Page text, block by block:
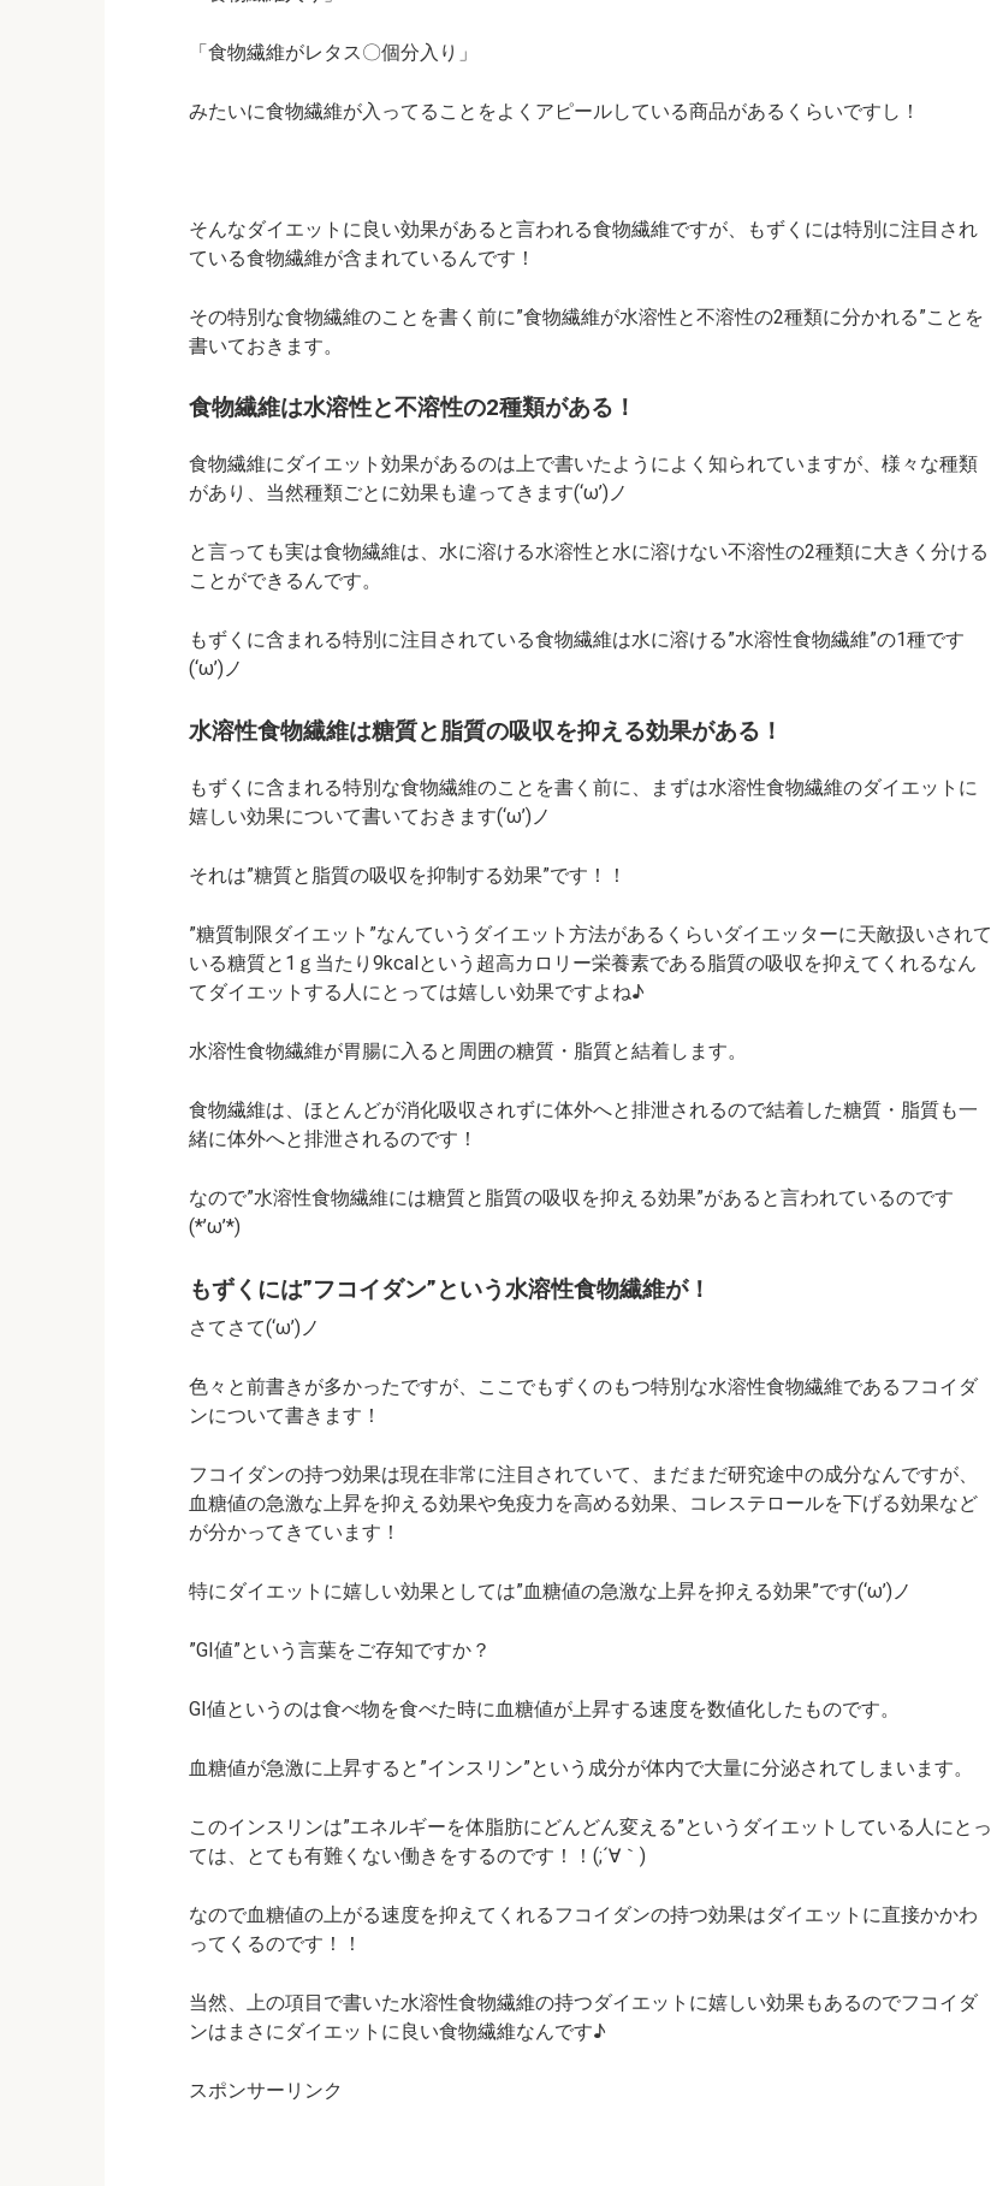
「食物繊維がレタス〇個分入り」
みたいに食物繊維が入ってることをよくアピールしている商品があるくらいですし！
そんなダイエットに良い効果があると言われる食物繊維ですが、もずくには特別に注目され
ている食物繊維が含まれているんです！
その特別な食物繊維のことを書く前に”食物繊維が水溶性と不溶性の2種類に分かれる”ことを
書いておきます。
食物繊維は水溶性と不溶性の2種類がある！
食物繊維にダイエット効果があるのは上で書いたようによく知られていますが、様々な種類
があり、当然種類ごとに効果も違ってきます(‘ω’)ノ
と言っても実は食物繊維は、水に溶ける水溶性と水に溶けない不溶性の2種類に大きく分ける
ことができるんです。
もずくに含まれる特別に注目されている食物繊維は水に溶ける”水溶性食物繊維”の1種です
(‘ω’)ノ
水溶性食物繊維は糖質と脂質の吸収を抑える効果がある！
もずくに含まれる特別な食物繊維のことを書く前に、まずは水溶性食物繊維のダイエットに
嬉しい効果について書いておきます(‘ω’)ノ
それは”糖質と脂質の吸収を抑制する効果”です！！
”糖質制限ダイエット”なんていうダイエット方法があるくらいダイエッターに天敵扱いされて
いる糖質と1ｇ当たり9kcalという超高カロリー栄養素である脂質の吸収を抑えてくれるなん
てダイエットする人にとっては嬉しい効果ですよね♪
水溶性食物繊維が胃腸に入ると周囲の糖質・脂質と結着します。
食物繊維は、ほとんどが消化吸収されずに体外へと排泄されるので結着した糖質・脂質も一
緒に体外へと排泄されるのです！
なので”水溶性食物繊維には糖質と脂質の吸収を抑える効果”があると言われているのです
(*’ω’*)
もずくには”フコイダン”という水溶性食物繊維が！
さてさて(‘ω’)ノ
色々と前書きが多かったですが、ここでもずくのもつ特別な水溶性食物繊維であるフコイダ
ンについて書きます！
フコイダンの持つ効果は現在非常に注目されていて、まだまだ研究途中の成分なんですが、
血糖値の急激な上昇を抑える効果や免疫力を高める効果、コレステロールを下げる効果など
が分かってきています！
特にダイエットに嬉しい効果としては”血糖値の急激な上昇を抑える効果”です(‘ω’)ノ
”GI値”という言葉をご存知ですか？
GI値というのは食べ物を食べた時に血糖値が上昇する速度を数値化したものです。
血糖値が急激に上昇すると”インスリン”という成分が体内で大量に分泌されてしまいます。
このインスリンは”エネルギーを体脂肪にどんどん変える”というダイエットしている人にとっ
ては、とても有難くない働きをするのです！！(;´∀｀)
なので血糖値の上がる速度を抑えてくれるフコイダンの持つ効果はダイエットに直接かかわ
ってくるのです！！
当然、上の項目で書いた水溶性食物繊維の持つダイエットに嬉しい効果もあるのでフコイダ
ンはまさにダイエットに良い食物繊維なんです♪
スポンサーリンク